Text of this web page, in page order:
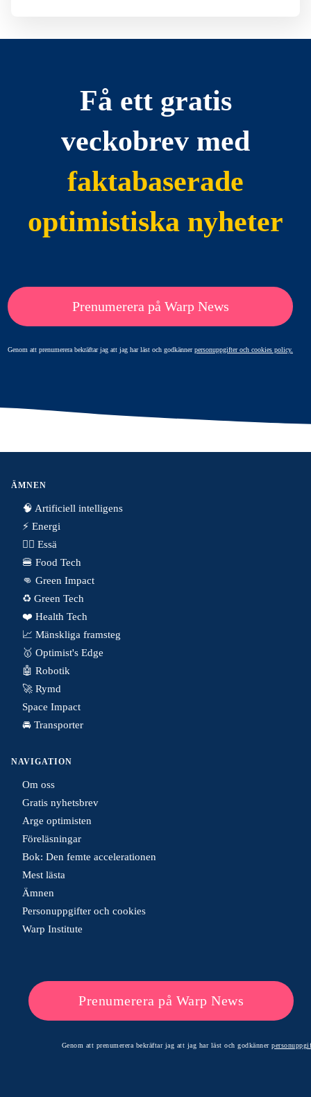
Få ett gratis
veckobrev med
faktabaserade
optimistiska nyheter
Prenumerera på Warp News
Genom att prenumerera bekräftar jag att jag har läst och godkännerpersonuppgifter och cookies policy.
ÄMNEN
🧠 Artificiell intelligens
⚡️ Energi
✍🏼 Essä
🍔 Food Tech
👊 Green Impact
♻️ Green Tech
❤️ Health Tech
📈 Mänskliga framsteg
🥇 Optimist's Edge
🤖 Robotik
🚀 Rymd
Space Impact
🚘 Transporter
NAVIGATION
Om oss
Gratis nyhetsbrev
Arge optimisten
Föreläsningar
Bok: Den femte accelerationen
Mest lästa
Ämnen
Personuppgifter och cookies
Warp Institute
Prenumerera på Warp News
Genom att prenumerera bekräftar jag att jag har läst och godkänner